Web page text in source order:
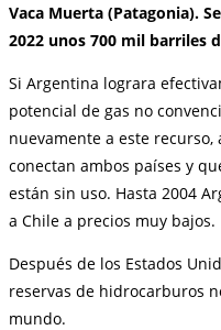
Vaca Muerta (Patagonia).
2022 unos 700 mil barriles
Si Argentina lograra
potencial de gas no
nuevamente a este
conectan ambos países y
están sin uso. Hasta 2004
a Chile a precios muy bajos.
Después de los Estados
reservas de hidrocarburos
mundo.